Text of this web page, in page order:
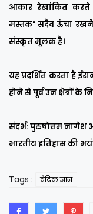
आकार रेखांकित करते
मस्तक" सदैव ऊंचा रखने
संस्कृत मूलक है।
यह प्रदर्शित करता है
होने से पूर्व उन क्षेत्रों
संदर्भ: पुरुषोत्तम
भारतीय इतिहास की
Tags : वैदिक ज्ञान